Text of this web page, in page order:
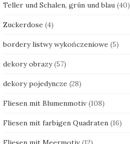
Teller und Schalen, grün und blau (40)
Zuckerdose (4)
bordery listwy wykończeniowe (5)
dekory obrazy (57)
dekory pojedyncze (28)
Fliesen mit Blumenmotiv (108)
Fliesen mit farbigen Quadraten (16)